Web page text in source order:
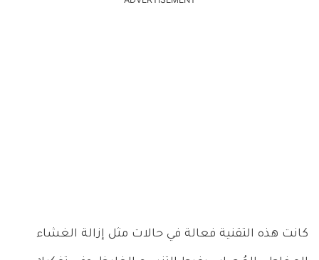
كانت هذه التقنية فعالة في حالات مثل إزالة الغشاء